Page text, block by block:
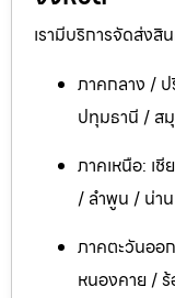
เรามีบริการจัดส่งสิ
ภาคกลาง /
ปทุมธานี / ส
ภาคเหนือ: เชี
/ ลำพูน / น่าน
ภาคตะวันออ
หนองคาย /